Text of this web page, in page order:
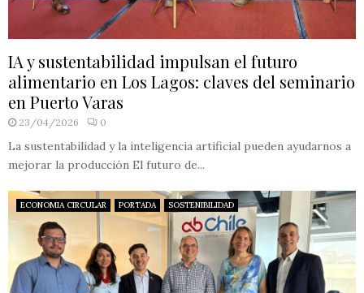
IA y sustentabilidad impulsan el futuro
alimentario en Los Lagos: claves del seminario
en Puerto Varas
23/04/2026 0
La sustentabilidad y la inteligencia artificial pueden ayudarnos a
mejorar la producción El futuro de...
ECONOMIA CIRCULAR PORTADA SOSTENIBILIDAD